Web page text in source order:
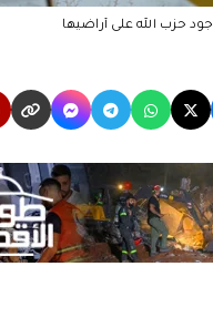
حزب الله على أراضيها